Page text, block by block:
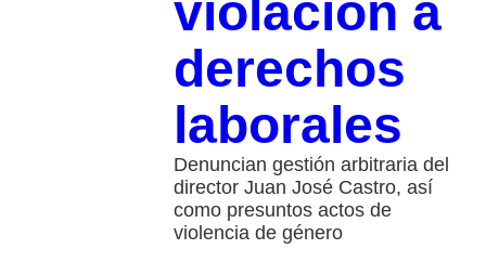
violación a
derechos
laborales
Denuncian gestión arbitraria del
director Juan José Castro, así
como presuntos actos de
violencia de género